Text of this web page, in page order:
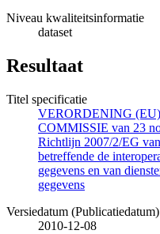
Niveau kwaliteitsinformatie
dataset
Resultaat
Titel specificatie
VERORDENING
COMMISSIE van 23
Richtlijn 2007/2/EG
betreffende de
gegevens en van
gegevens
Versiedatum (Publicatiedatum)
2010-12-08